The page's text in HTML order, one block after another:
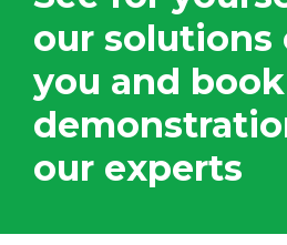
our solutions
you and
our experts